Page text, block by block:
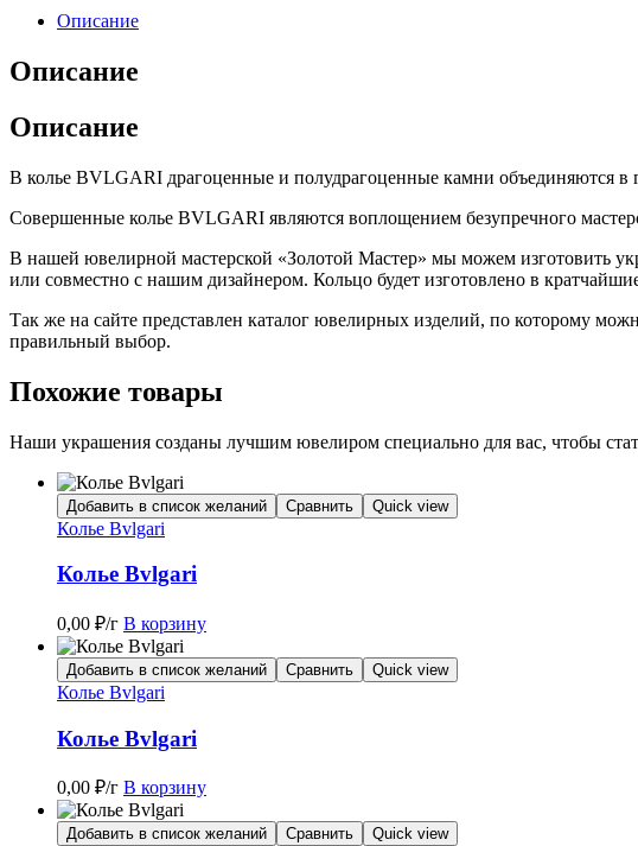
Описание
Описание
Описание
В колье BVLGARI драгоценные и полудрагоценные камни объединяются
Совершенные колье BVLGARI являются воплощением безупречного
В нашей ювелирной мастерской «Золотой Мастер» мы можем изготовить
или совместно с нашим дизайнером. Кольцо будет изготовлено в
Так же на сайте представлен каталог ювелирных изделий, по которому
правильный выбор.
Похожие товары
Наши украшения созданы лучшим ювелиром специально для вас, чтобы
Добавить в список желаний Сравнить Quick view
Колье Bvlgari
Колье Bvlgari
0,00 ₽/г В корзину
Добавить в список желаний Сравнить Quick view
Колье Bvlgari
Колье Bvlgari
0,00 ₽/г В корзину
Добавить в список желаний Сравнить Quick view